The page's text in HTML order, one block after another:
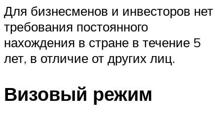
Для бизнесменов и инвесторов нет
требования постоянного
нахождения в стране в течение 5
лет, в отличие от других лиц.
Визовый режим